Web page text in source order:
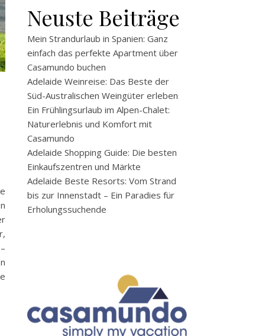
Neuste Beiträge
Mein Strandurlaub in Spanien: Ganz
einfach das perfekte Apartment über
Casamundo buchen
Adelaide Weinreise: Das Beste der
Süd-Australischen Weingüter erleben
Ein Frühlingsurlaub im Alpen-Chalet:
Naturerlebnis und Komfort mit
Casamundo
Adelaide Shopping Guide: Die besten
Einkaufszentren und Märkte
Adelaide Beste Resorts: Vom Strand
bis zur Innenstadt – Ein Paradies für
Erholungssuchende